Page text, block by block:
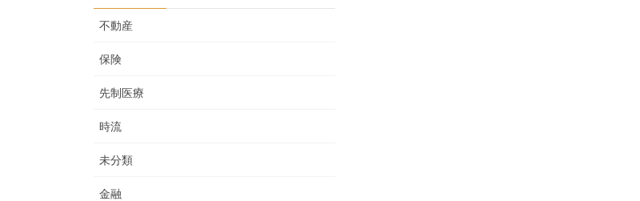
不動産
保険
先制医療
時流
未分類
金融